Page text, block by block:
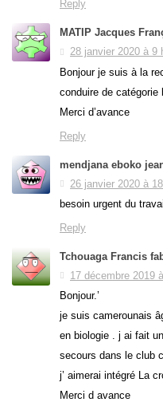
Reply
MATIP Jacques
28 janvier 2020 à 9
Bonjour je suis à la
conduire de catégorie
Merci d’avance
Reply
mendjana eboko
26 janvier 2020 à
besoin urgent du
Reply
Tchouaga Francis
17 décembre 2019
Bonjour.’
je suis camerounais
en biologie . j ai fait
secours dans le club
j’ aimerai intégré La
Merci d avance